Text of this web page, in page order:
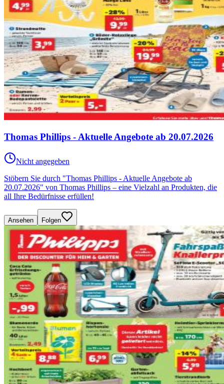
Thomas Phillips - Aktuelle Angebote ab 20.07.2026
Nicht angegeben
Stöbern Sie durch "Thomas Phillips - Aktuelle Angebote ab
20.07.2026" von Thomas Phillips – eine Vielzahl an Produkten, die
all Ihre Bedürfnisse erfüllen!
Ansehen Folgen